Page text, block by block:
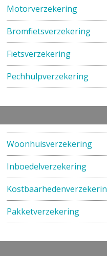
Motorverzekering
Bromfietsverzekering
Fietsverzekering
Pechhulpverzekering
Woonhuisverzekering
Inboedelverzekering
Pakketverzekering